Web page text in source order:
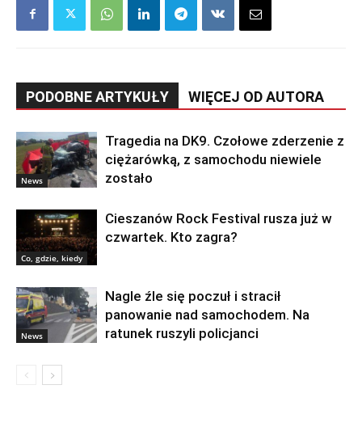
PODOBNE ARTYKUŁY WIĘCEJ OD AUTORA
News
Tragedia na DK9. Czołowe zderzenie z
ciężarówką, z samochodu niewiele
zostało
Co, gdzie, kiedy
Cieszanów Rock Festival rusza już w
czwartek. Kto zagra?
News
Nagle źle się poczuł i stracił
panowanie nad samochodem. Na
ratunek ruszyli policjanci